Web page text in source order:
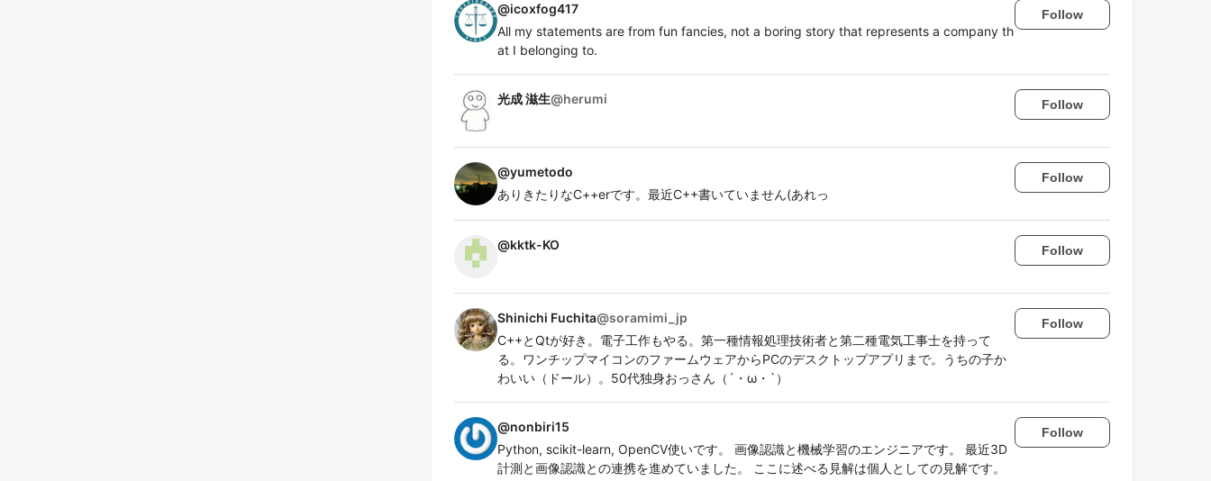
@icoxfog417
All my statements are from fun fancies, not a boring story that represents a company th
at I belonging to.
Follow
光成 滋生@herumi Follow
@yumetodo
ありきたりなC++erです。最近C++書いていません(あれっ
Follow
@kktk-KO Follow
Shinichi Fuchita@soramimi_jp
C++とQtが好き。電子工作もやる。第一種情報処理技術者と第二種電気工事士を持って
る。ワンチップマイコンのファームウェアからPCのデスクトップアプリまで。うちの子か
わいい（ドール）。50代独身おっさん（´・ω・`）
Follow
@nonbiri15
Python, scikit-learn, OpenCV使いです。 画像認識と機械学習のエンジニアです。 最近3D
計測と画像認識との連携を進めていました。 ここに述べる見解は個人としての見解です。
Follow